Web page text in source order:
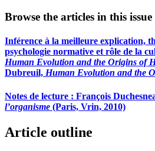
Browse the articles in this issue
Inférence à la meilleure explication,
psychologie normative et rôle de la
Human Evolution and the Origins of
Dubreuil, Human Evolution and the
Notes de lecture : François
l’organisme (Paris, Vrin, 2010)
Article outline